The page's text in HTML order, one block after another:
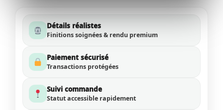
Détails réalistes
Finitions soignées & rendu premium
Paiement sécurisé
Transactions protégées
Suivi commande
Statut accessible rapidement